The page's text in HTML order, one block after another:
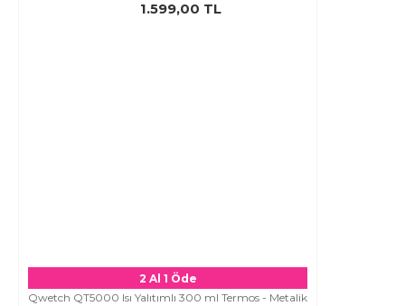
1.599,00 TL
2 Al 1 Öde
Qwetch QT5000 Isı Yalıtımlı 300 ml Termos - Metalik